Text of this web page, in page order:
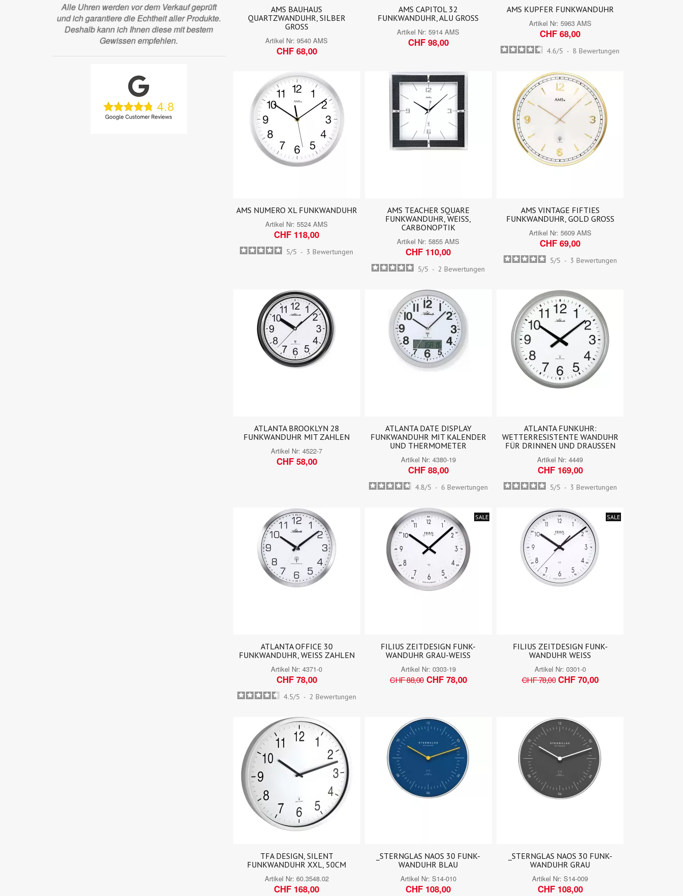
Alle Uhren werden vor dem Verkauf geprüft
und ich garantiere die Echtheit aller Produkte.
Deshalb kann ich Ihnen diese mit bestem
Gewissen empfehlen.
AMS BAUHAUS
QUARTZWANDUHR, SILBER
GROSS
Artikel Nr:9540 AMS
CHF 68,00
AMS CAPITOL 32
FUNKWANDUHR, ALU GROSS
Artikel Nr:5914 AMS
CHF 98,00
AMS KUPFER FUNKWANDUHR
Artikel Nr: 5963 AMS
CHF 68,00
4.6/5 - 8 Bewertungen
AMS NUMERO XL FUNKWANDUHR
Artikel Nr:5524 AMS
CHF 118,00
5/5 - 3 Bewertungen
AMS TEACHER SQUARE
FUNKWANDUHR, WEISS,
CARBONOPTIK
Artikel Nr:5855 AMS
CHF 110,00
5/5 - 2 Bewertungen
AMS VINTAGE FIFTIES
FUNKWANDUHR, GOLD GROSS
Artikel Nr: 5609 AMS
CHF 69,00
5/5 - 3 Bewertungen
ATLANTA BROOKLYN 28
FUNKWANDUHR MIT ZAHLEN
Artikel Nr:4522-7
CHF 58,00
ATLANTA DATE DISPLAY
FUNKWANDUHR MIT KALENDER
UND THERMOMETER
Artikel Nr: 4380-19
CHF 88,00
4.8/5 - 6 Bewertungen
ATLANTA FUNKUHR:
WETTERRESISTENTE WANDUHR
FÜR DRINNEN UND DRAUSSEN
Artikel Nr:4449
CHF 169,00
5/5 - 3 Bewertungen
ATLANTA OFFICE 30
FUNKWANDUHR, WEISS ZAHLEN
Artikel Nr:4371-0
CHF 78,00
4.5/5 - 2 Bewertungen
SALE
FILIUS ZEITDESIGN FUNK-
WANDUHR GRAU-WEISS
Artikel Nr: 0303-19
CHF 88,00 CHF 78,00
SALE
FILIUS ZEITDESIGN FUNK-
WANDUHR WEISS
Artikel Nr: 0301-0
CHF 78,00 CHF 70,00
TFA DESIGN, SILENT
FUNKWANDUHR XXL, 50CM
Artikel Nr: 60.3548.02
CHF 168,00
_STERNGLAS NAOS 30 FUNK-
WANDUHR BLAU
Artikel Nr: S14-010
CHF 108,00
_STERNGLAS NAOS 30 FUNK-
WANDUHR GRAU
Artikel Nr:S14-009
CHF 108,00